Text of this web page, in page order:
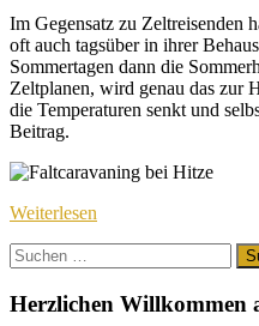
Im Gegensatz zu Zeltreisenden
oft auch tagsüber in ihrer
Sommertagen dann die
Zeltplanen, wird genau das zur
die Temperaturen senkt und
Beitrag.
Weiterlesen
Suchen
nach:
Herzlichen Willkommen